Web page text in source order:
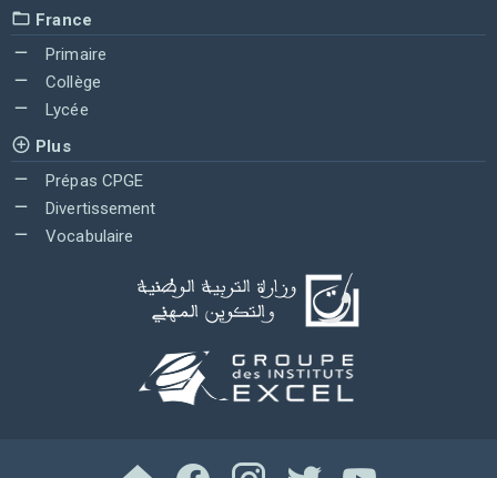
France
Primaire
Collège
Lycée
Plus
Prépas CPGE
Divertissement
Vocabulaire